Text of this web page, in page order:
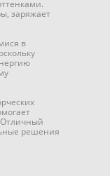
заряжает
в
решения